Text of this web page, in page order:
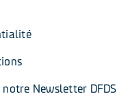
Newsletter DFDS